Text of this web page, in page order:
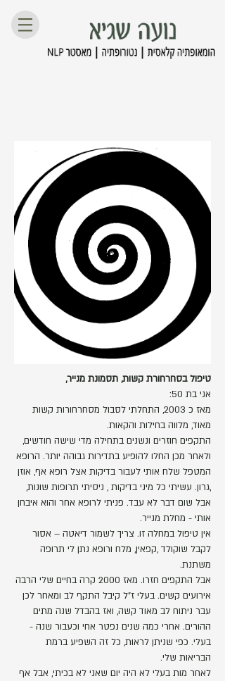
טיפול בסחרחורת קשות, תסמונת מנייר,
אני בת 50:
מאז כ 2003, התחלתי לסבול מסחרחורות קשות
מאוד, מלווה בחילות והקאות.
התקפים חוזרים ונשנים בתחילה מדי שישה חודשים,
ולאחר מכן החלו להופיע בתדירות גבוהה יותר. הרופא
המטפל שלח אותי לעבור בדיקות אצל רופא אף, אוזן
,גרון. עשיתי כל מיני בדיקות , ניסיתי תרופות שונות,
אבל שום דבר לא עבד. פניתי לרופא אחר והוא איבחן
אותי - מחלת מנייר.
אין טיפול במחלה זו. צריך לשמור דיאטה – אסור
לקבל שוקולד ,קפאין, מלח ורופא נתן לי תרופה
משתנת.
אבל התקפים חזרו. מאז 2000 קרה בחיים שלי הרבה
אירועים קשים. בעלי ז"ל קיבל התקף לב ומאחר לכן
עבר ניתוח לב מאוד קשה, ואז בהבדל שנה מתים
ההורים. אחרי כמה שנים נפטר אחי וכעבור שנה -
בעלי. כפי שניתן לראות, כל זה השפיע ברמת
הבריאות שלי.
לאחר מות בעלי לא היה יום שאני לא בכיתי, אבל אף